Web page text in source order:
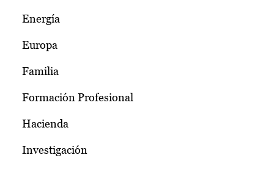
Energía
Europa
Familia
Formación Profesional
Hacienda
Investigación